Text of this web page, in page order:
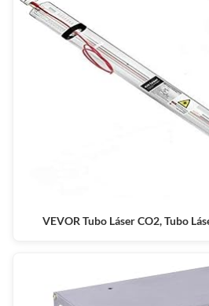
VEVOR Tubo Láser CO2, Tubo